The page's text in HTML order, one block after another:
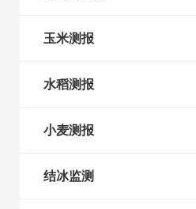
玉米测报
水稻测报
小麦测报
结冰监测